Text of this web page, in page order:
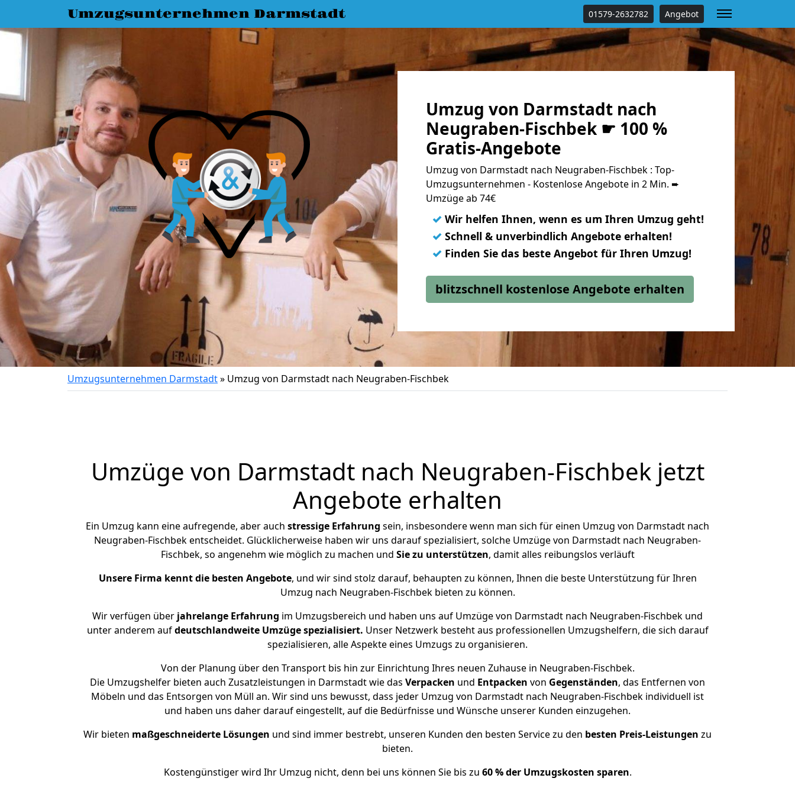
Umzugsunternehmen Darmstadt 01579-2632782 Angebot
Umzug von Darmstadt nach
Neugraben-Fischbek ☛ 100 %
Gratis-Angebote
Umzug von Darmstadt nach Neugraben-Fischbek : Top-
Umzugsunternehmen - Kostenlose Angebote in 2 Min. ➨
Umzüge ab 74€
✓ Wir helfen Ihnen, wenn es um Ihren Umzug geht!
✓ Schnell & unverbindlich Angebote erhalten!
✓ Finden Sie das beste Angebot für Ihren Umzug!
blitzschnell kostenlose Angebote erhalten
Umzugsunternehmen Darmstadt» Umzug von Darmstadt nach Neugraben-Fischbek
Umzüge von Darmstadt nach Neugraben-Fischbek jetzt
Angebote erhalten
Ein Umzug kann eine aufregende, aber auch stressige Erfahrung sein, insbesondere wenn man sich für einen Umzug von Darmstadt nach
Neugraben-Fischbek entscheidet. Glücklicherweise haben wir uns darauf spezialisiert, solche Umzüge von Darmstadt nach Neugraben-
Fischbek, so angenehm wie möglich zu machen und Sie zu unterstützen, damit alles reibungslos verläuft
Unsere Firma kennt die besten Angebote, und wir sind stolz darauf, behaupten zu können, Ihnen die beste Unterstützung für Ihren
Umzug nach Neugraben-Fischbek bieten zu können.
Wir verfügen über jahrelange Erfahrung im Umzugsbereich und haben uns auf Umzüge von Darmstadt nach Neugraben-Fischbek und
unter anderem aufdeutschlandweite Umzüge spezialisiert. Unser Netzwerk besteht aus professionellen Umzugshelfern, die sich darauf
spezialisieren, alle Aspekte eines Umzugs zu organisieren.
Von der Planung über den Transport bis hin zur Einrichtung Ihres neuen Zuhause in Neugraben-Fischbek.
Die Umzugshelfer bieten auch Zusatzleistungen in Darmstadt wie das Verpacken und Entpacken von Gegenständen, das Entfernen von
Möbeln und das Entsorgen von Müll an. Wir sind uns bewusst, dass jeder Umzug von Darmstadt nach Neugraben-Fischbek individuell ist
und haben uns daher darauf eingestellt, auf die Bedürfnisse und Wünsche unserer Kunden einzugehen.
Wir bieten maßgeschneiderte Lösungen und sind immer bestrebt, unseren Kunden den besten Service zu den besten Preis-Leistungen zu
bieten.
Kostengünstiger wird Ihr Umzug nicht, denn bei uns können Sie bis zu 60 % der Umzugskosten sparen.